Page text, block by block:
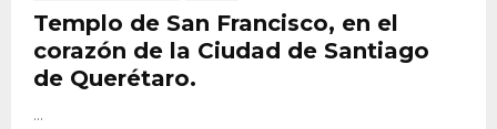
Templo de San Francisco, en el
corazón de la Ciudad de Santiago
de Querétaro.
...